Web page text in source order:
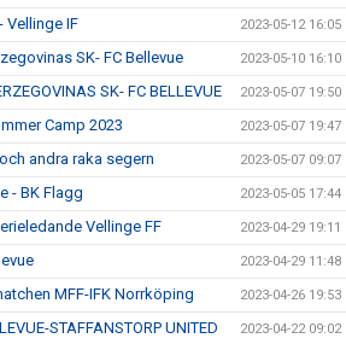
Vellinge IF 2023-05-12 16:05
SK- FC Bellevue 2023-05-10 16:10
SK- FC BELLEVUE 2023-05-07 19:50
Camp 2023 2023-05-07 19:47
andra raka segern 2023-05-07 09:07
- BK Flagg 2023-05-05 17:44
Vellinge FF 2023-04-29 19:11
2023-04-29 11:48
MFF-IFK Norrköping 2023-04-26 19:53
STAFFANSTORP UNITED 2023-04-22 09:02